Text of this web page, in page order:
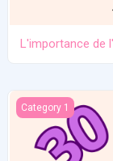
L'importance de
Le post partum
Category 1